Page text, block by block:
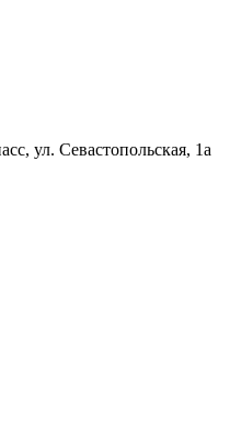
ул. Севастопольская, 1а